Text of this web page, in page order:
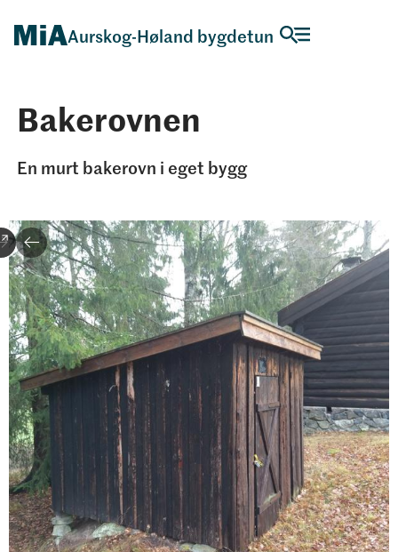
Aurskog-Høland bygdetun
Bakerovnen
En murt bakerovn i eget bygg